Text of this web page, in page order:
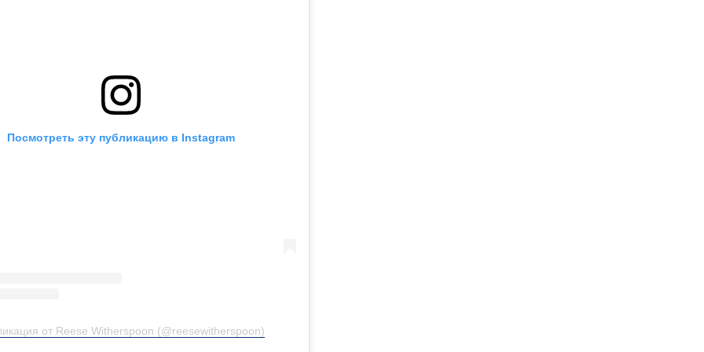
Посмотреть эту публикацию в Instagram
от Reese Witherspoon (@reesewitherspoon)